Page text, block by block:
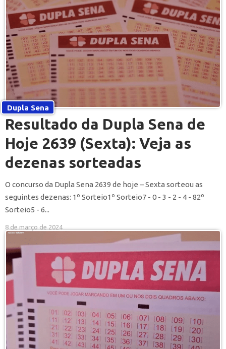
Dupla Sena
Resultado da Dupla Sena de
Hoje 2639 (Sexta): Veja as
dezenas sorteadas
O concurso da Dupla Sena 2639 de hoje – Sexta sorteou as
seguintes dezenas: 1º Sorteio1º Sorteio7 - 0 - 3 - 2 - 4 - 82º
Sorteio5 - 6...
8 de março de 2024